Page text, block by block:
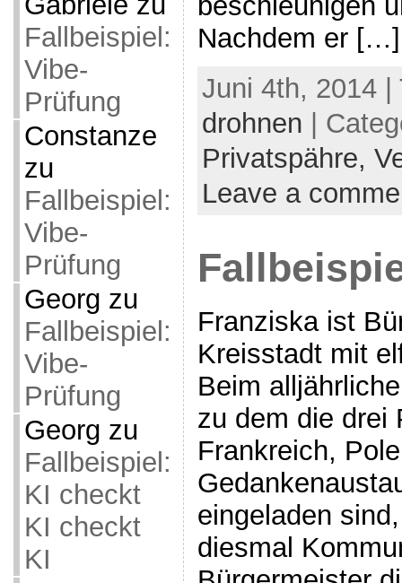
Fallbeispiel:
Vibe-
Prüfung
Constanze
zu
Fallbeispiel:
Vibe-
Prüfung
Georg zu
Fallbeispiel:
Vibe-
Prüfung
Georg zu
Fallbeispiel:
KI checkt
KI checkt
KI
Nachdem er […]
Juni 4th, 2014 |
drohnen |
Privatspähre,
Leave a
Franziska ist
Kreisstadt mit
Beim
zu dem die drei
Frankreich,
eingeladen
diesmal